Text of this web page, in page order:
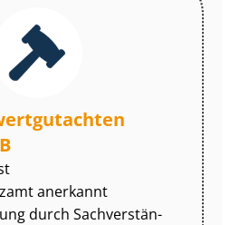
anerkannt
durch Sach­ver­stän­